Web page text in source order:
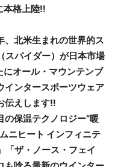
本格上陸‼
、北米生まれの世界的ス
スパイダー）が日本市場
オール・マウンテンブ
インタースポーツウェア
伝えします‼
の保温テクノロジー“暖
ニヒート インフィニテ
「ザ・ノース・フェイ